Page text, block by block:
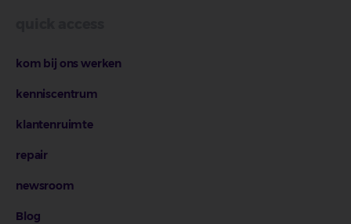
kom bij ons werken
kenniscentrum
klantenruimte
repair
newsroom
Blog